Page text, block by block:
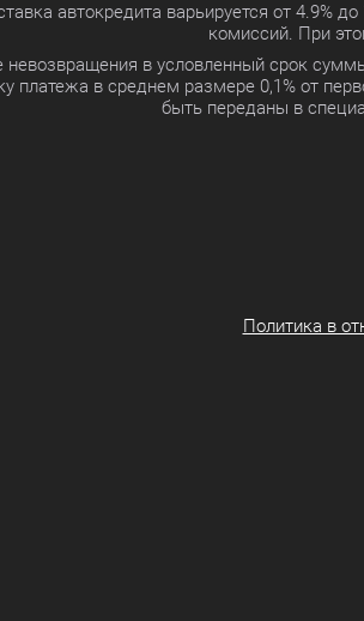
автокредита варьируется от 4.9%
комиссий. При
невозвращения в условленный срок
платежа в среднем размере 0,1% от
быть переданы в
Политика в